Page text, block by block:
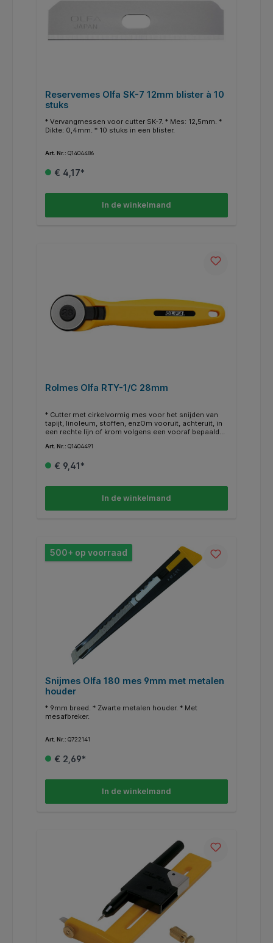
Reservemes Olfa SK-7 12mm blister à 10
stuks
* Vervangmessen voor cutter SK-7. * Mes: 12,5mm. *
Dikte: 0,4mm. * 10 stuks in een blister.
Art. Nr.: Q1404486
€ 4,17*
In de winkelmand
Rolmes Olfa RTY-1/C 28mm
* Cutter met cirkelvormig mes voor het snijden van
tapijt, linoleum, stoffen, enzOm vooruit, achteruit, in
een rechte lijn of krom volgens een vooraf bepaalde
na het snijden. * Mes: diameter van 28mm. *
Art. Nr.: Q1404491
€ 9,41*
In de winkelmand
500+ op voorraad
Snijmes Olfa 180 mes 9mm met metalen
houder
* 9mm breed. * Zwarte metalen houder. * Met
mesafbreker.
Art. Nr.: Q722141
€ 2,69*
In de winkelmand